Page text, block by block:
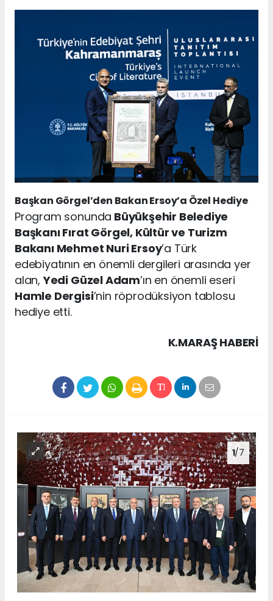
Başkan Görgel’den Bakan Ersoy’a Özel Hediye
Program sonunda Büyükşehir Belediye
Başkanı Fırat Görgel, Kültür ve Turizm
Bakanı Mehmet Nuri Ersoy’a Türk
edebiyatının en önemli dergileri arasında yer
alan,Yedi Güzel Adam’ın en önemli eseri
Hamle Dergisi’nin röprodüksiyon tablosu
hediye etti.
K.MARAŞ HABERİ
1/7